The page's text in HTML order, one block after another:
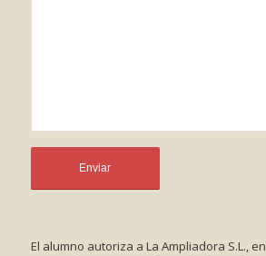
El alumno autoriza a La Ampliadora S.L.,